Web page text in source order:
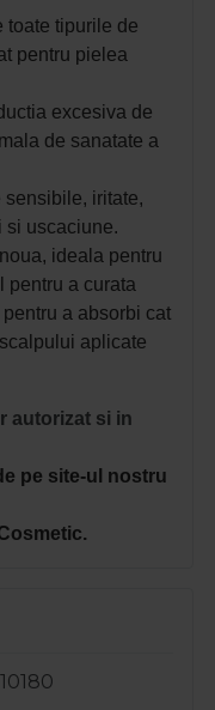
toate tipurile de
pentru pielea
excesiva de
de sanatate a
sensibile, iritate,
si uscaciune.
ideala pentru
pentru a curata
a absorbi cat
aplicate
autorizat si in
pe site-ul nostru